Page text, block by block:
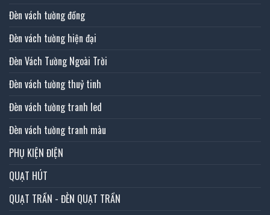
Đèn vách tường đồng
Đèn vách tường hiện đại
Đèn Vách Tường Ngoài Trời
Đèn vách tường thuỷ tinh
Đèn vách tường tranh led
Đèn vách tường tranh màu
PHỤ KIỆN ĐIỆN
QUẠT HÚT
QUẠT TRẦN - ĐÈN QUẠT TRẦN